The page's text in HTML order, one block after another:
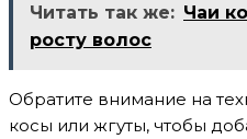
Читать так же: Чаи
росту волос
Обратите внимание на
косы или жгуты, чтобы